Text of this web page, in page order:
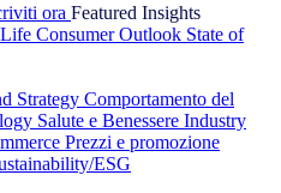
ora Featured Insights
Consumer Outlook State of
Strategy Comportamento del
Salute e Benessere Industry
Prezzi e promozione
ESG